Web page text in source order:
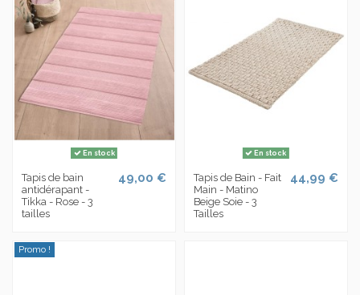
En stock
Tapis de bain
antidérapant -
Tikka - Rose - 3
tailles
49,00 €
En stock
Tapis de Bain - Fait
Main - Matino
Beige Soie - 3
Tailles
44,99 €
Promo !